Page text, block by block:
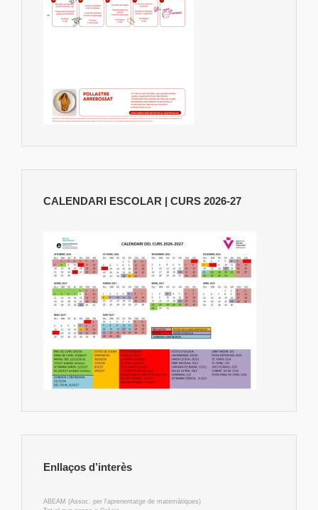
CALENDARI ESCOLAR | CURS 2026-27
Enllaços d’interès
ABEAM (Assoc. per l'aprenentatge de matemàtiques)